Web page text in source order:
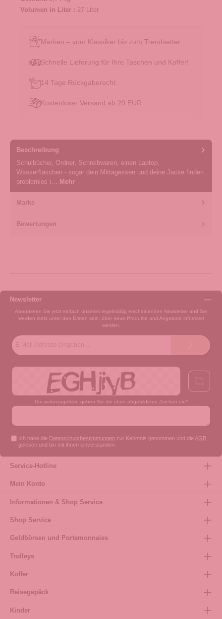
Volumen in Liter : 27 Liter
Marken – vom Klassiker bis zum Trendsetter
Schnelle Lieferung für Ihre Taschen und Koffer!
14 Tage Rückgaberecht
Kostenloser Versand ab 20 EUR
Beschreibung
Schulbücher, Ordner, Schreibwaren, einen Laptop,
Wasserflaschen - sogar dein Mittagessen und deine Jacke finden
problemlos i… Mehr
Marke
Bewertungen
Newsletter
Abonnieren Sie jetzt einfach unseren regelmäßig erscheinenden Newsletter und Sie
werden stets unter den Ersten sein, über neue Produkte und Angebote informiert
werden.
Um weiterzugehen, geben Sie die oben abgebildeten Zeichen ein*
Ich habe die Datenschutzbestimmungen zur Kenntnis genommen und die AGB
gelesen und bin mit ihnen einverstanden.
Service-Hotline
Mein Konto
Informationen & Shop Service
Shop Service
Geldbörsen und Portemonnaies
Trolleys
Koffer
Reisegepäck
Kinder